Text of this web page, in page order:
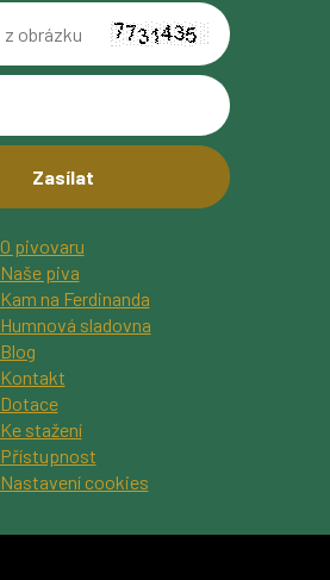
O pivovaru
Naše piva
Kam na Ferdinanda
Humnová sladovna
Blog
Kontakt
Dotace
Ke stažení
Přístupnost
Nastavení cookies